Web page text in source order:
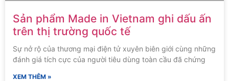
Sản phẩm Made in Vietnam ghi dấu ấn
trên thị trường quốc tế
Sự nở rộ của thương mại điện tử xuyên biên giới cùng những
đánh giá tích cực của người tiêu dùng toàn cầu đã chứng
XEM THÊM »